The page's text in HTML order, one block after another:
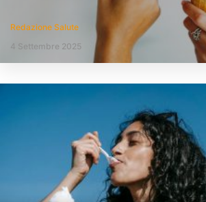
Redazione Salute
4 Settembre 2025